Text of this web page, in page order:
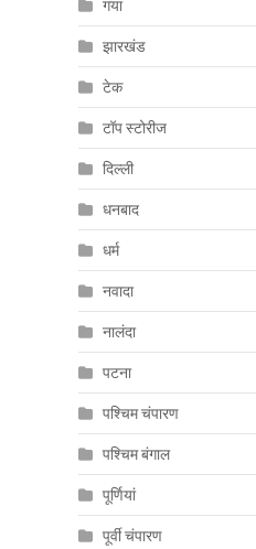
गया
झारखंड
टेक
टॉप स्टोरीज
दिल्ली
धनबाद
धर्म
नवादा
नालंदा
पटना
पश्चिम चंपारण
पश्चिम बंगाल
पूर्णियां
पूर्वी चंपारण